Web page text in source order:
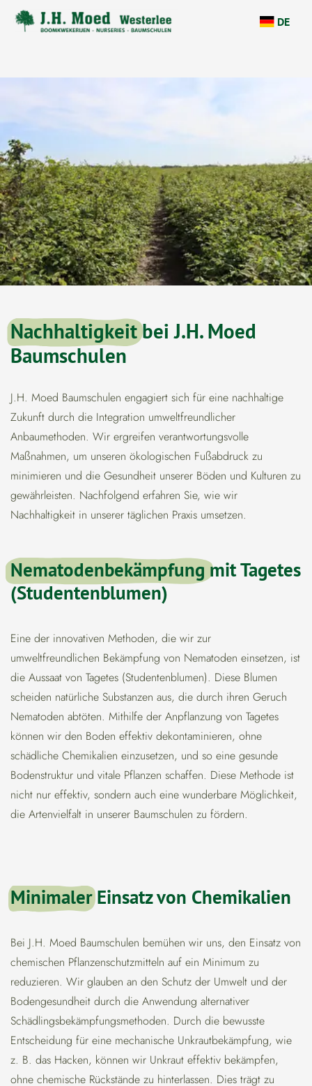
überspringen
DE
Nachhaltigkeitbei J.H. Moed
Baumschulen
J.H. Moed Baumschulen engagiert sich für eine nachhaltige
Zukunft durch die Integration umweltfreundlicher
Anbaumethoden. Wir ergreifen verantwortungsvolle
Maßnahmen, um unseren ökologischen Fußabdruck zu
minimieren und die Gesundheit unserer Böden und Kulturen zu
gewährleisten. Nachfolgend erfahren Sie, wie wir
Nachhaltigkeit in unserer täglichen Praxis umsetzen.
Nematodenbekämpfung mit Tagetes
(Studentenblumen)
Eine der innovativen Methoden, die wir zur
umweltfreundlichen Bekämpfung von Nematoden einsetzen, ist
die Aussaat von Tagetes (Studentenblumen). Diese Blumen
scheiden natürliche Substanzen aus, die durch ihren Geruch
Nematoden abtöten. Mithilfe der Anpflanzung von Tagetes
können wir den Boden effektiv dekontaminieren, ohne
schädliche Chemikalien einzusetzen, und so eine gesunde
Bodenstruktur und vitale Pflanzen schaffen. Diese Methode ist
nicht nur effektiv, sondern auch eine wunderbare Möglichkeit,
die Artenvielfalt in unserer Baumschulen zu fördern.
MinimalerEinsatz von Chemikalien
Bei J.H. Moed Baumschulen bemühen wir uns, den Einsatz von
chemischen Pflanzenschutzmitteln auf ein Minimum zu
reduzieren. Wir glauben an den Schutz der Umwelt und der
Bodengesundheit durch die Anwendung alternativer
Schädlingsbekämpfungsmethoden. Durch die bewusste
Entscheidung für eine mechanische Unkrautbekämpfung, wie
z. B. das Hacken, können wir Unkraut effektiv bekämpfen,
ohne chemische Rückstände zu hinterlassen. Dies trägt zu